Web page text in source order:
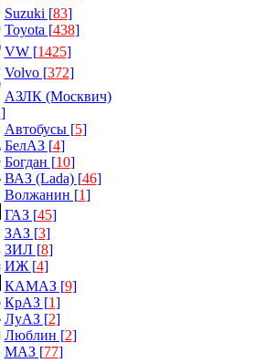
Suzuki [83]
Toyota [438]
VW [1425]
Volvo [372]
АЗЛК (Москвич)
]
Автобусы [5]
БелАЗ [4]
Богдан [10]
ВАЗ (Lada) [46]
Волжанин [1]
ГАЗ [45]
ЗАЗ [3]
ЗИЛ [8]
ИЖ [4]
КАМАЗ [9]
КрАЗ [1]
ЛуАЗ [2]
Люблин [2]
МАЗ [77]